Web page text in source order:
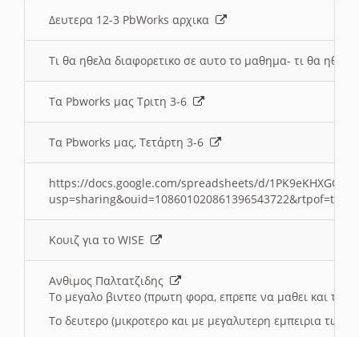
Δευτερα 12-3 PbWorks αρχικα
Τι θα ηθελα διαφορετικο σε αυτο το μαθημα- τι θα
Τα Pbworks μας Τριτη 3-6
Τα Pbworks μας, Τετάρτη 3-6
https://docs.google.com/spreadsheets/d/
Κουιζ για το WISE
Ανθιμος Παλτατζιδης
Το μεγαλο βιντεο (πρωτη φορα, επρεπε να μαθει και το
Το δευτερο (μικροτερο και με μεγαλυτερη εμπειρια